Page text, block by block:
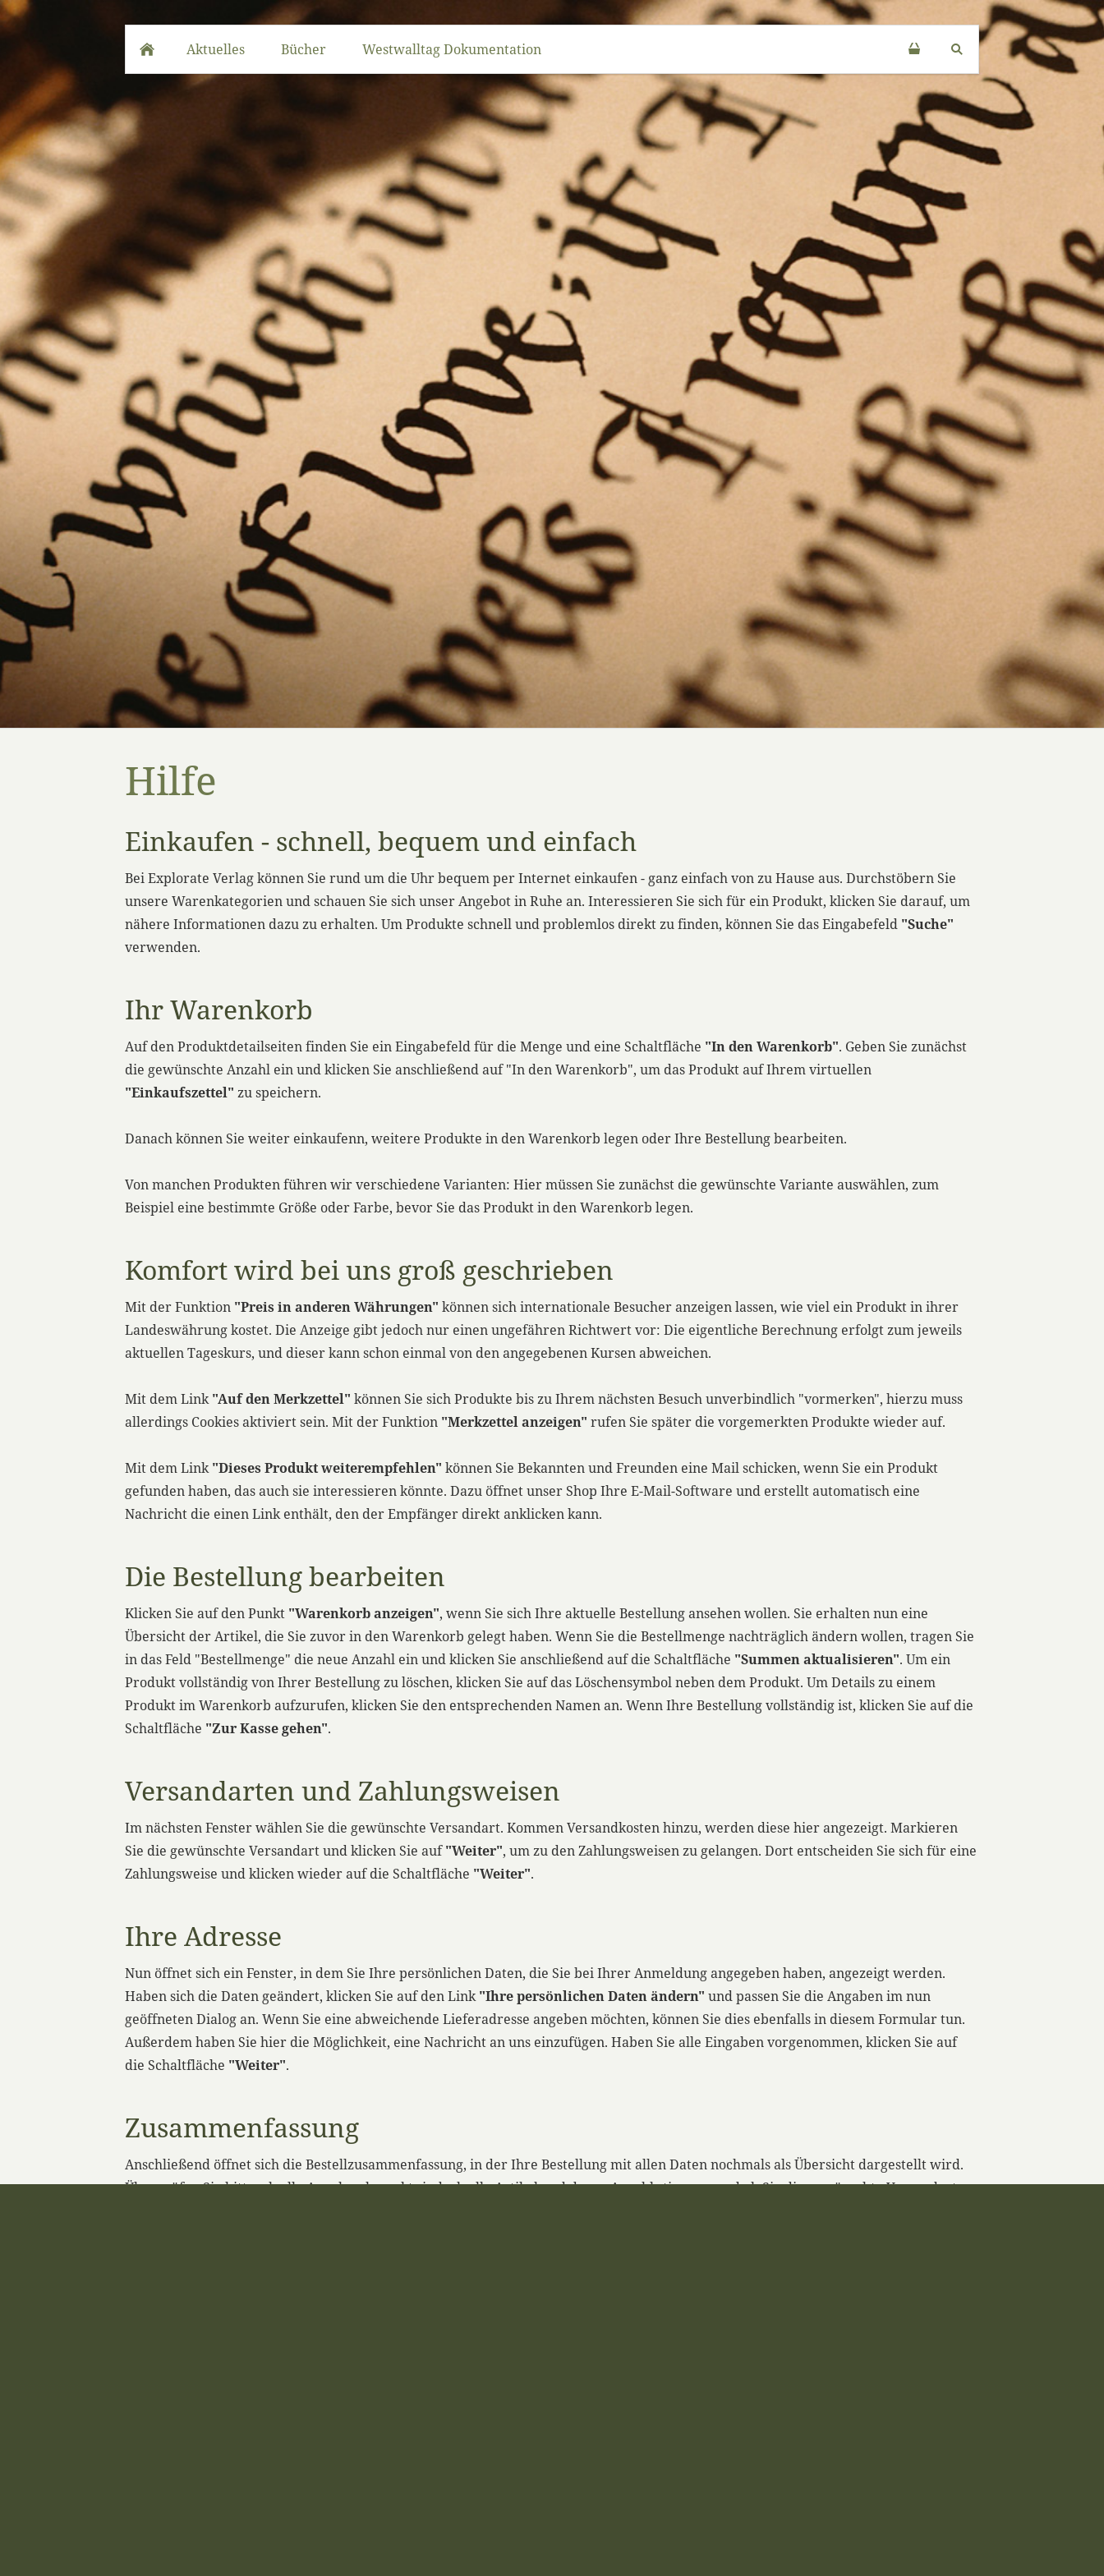
Aktuelles Bücher Westwalltag Dokumentation
Hilfe
Einkaufen - schnell, bequem und einfach
Bei Explorate Verlag können Sie rund um die Uhr bequem per Internet einkaufen - ganz einfach von zu Hause aus. Durchstöbern Sie
unsere Warenkategorien und schauen Sie sich unser Angebot in Ruhe an. Interessieren Sie sich für ein Produkt, klicken Sie darauf, um
nähere Informationen dazu zu erhalten. Um Produkte schnell und problemlos direkt zu finden, können Sie das Eingabefeld "Suche"
verwenden.
Ihr Warenkorb
Auf den Produktdetailseiten finden Sie ein Eingabefeld für die Menge und eine Schaltfläche "In den Warenkorb". Geben Sie zunächst
die gewünschte Anzahl ein und klicken Sie anschließend auf "In den Warenkorb", um das Produkt auf Ihrem virtuellen
"Einkaufszettel" zu speichern.
Danach können Sie weiter einkaufenn, weitere Produkte in den Warenkorb legen oder Ihre Bestellung bearbeiten.
Von manchen Produkten führen wir verschiedene Varianten: Hier müssen Sie zunächst die gewünschte Variante auswählen, zum
Beispiel eine bestimmte Größe oder Farbe, bevor Sie das Produkt in den Warenkorb legen.
Komfort wird bei uns groß geschrieben
Mit der Funktion "Preis in anderen Währungen" können sich internationale Besucher anzeigen lassen, wie viel ein Produkt in ihrer
Landeswährung kostet. Die Anzeige gibt jedoch nur einen ungefähren Richtwert vor: Die eigentliche Berechnung erfolgt zum jeweils
aktuellen Tageskurs, und dieser kann schon einmal von den angegebenen Kursen abweichen.
Mit dem Link"Auf den Merkzettel" können Sie sich Produkte bis zu Ihrem nächsten Besuch unverbindlich "vormerken", hierzu muss
allerdings Cookies aktiviert sein. Mit der Funktion "Merkzettel anzeigen" rufen Sie später die vorgemerkten Produkte wieder auf.
Mit dem Link"Dieses Produkt weiterempfehlen" können Sie Bekannten und Freunden eine Mail schicken, wenn Sie ein Produkt
gefunden haben, das auch sie interessieren könnte. Dazu öffnet unser Shop Ihre E-Mail-Software und erstellt automatisch eine
Nachricht die einen Link enthält, den der Empfänger direkt anklicken kann.
Die Bestellung bearbeiten
Klicken Sie auf den Punkt "Warenkorb anzeigen", wenn Sie sich Ihre aktuelle Bestellung ansehen wollen. Sie erhalten nun eine
Übersicht der Artikel, die Sie zuvor in den Warenkorb gelegt haben. Wenn Sie die Bestellmenge nachträglich ändern wollen, tragen Sie
in das Feld "Bestellmenge" die neue Anzahl ein und klicken Sie anschließend auf die Schaltfläche "Summen aktualisieren". Um ein
Produkt vollständig von Ihrer Bestellung zu löschen, klicken Sie auf das Löschensymbol neben dem Produkt. Um Details zu einem
Produkt im Warenkorb aufzurufen, klicken Sie den entsprechenden Namen an. Wenn Ihre Bestellung vollständig ist, klicken Sie auf die
Schaltfläche "Zur Kasse gehen".
Versandarten und Zahlungsweisen
Im nächsten Fenster wählen Sie die gewünschte Versandart. Kommen Versandkosten hinzu, werden diese hier angezeigt. Markieren
Sie die gewünschte Versandart und klicken Sie auf"Weiter", um zu den Zahlungsweisen zu gelangen. Dort entscheiden Sie sich für eine
Zahlungsweise und klicken wieder auf die Schaltfläche "Weiter".
Ihre Adresse
Nun öffnet sich ein Fenster, in dem Sie Ihre persönlichen Daten, die Sie bei Ihrer Anmeldung angegeben haben, angezeigt werden.
Haben sich die Daten geändert, klicken Sie auf den Link"Ihre persönlichen Daten ändern" und passen Sie die Angaben im nun
geöffneten Dialog an. Wenn Sie eine abweichende Lieferadresse angeben möchten, können Sie dies ebenfalls in diesem Formular tun.
Außerdem haben Sie hier die Möglichkeit, eine Nachricht an uns einzufügen. Haben Sie alle Eingaben vorgenommen, klicken Sie auf
die Schaltfläche "Weiter".
Zusammenfassung
Anschließend öffnet sich die Bestellzusammenfassung, in der Ihre Bestellung mit allen Daten nochmals als Übersicht dargestellt wird.
Überprüfen Sie bitte, ob alle Angaben korrekt sind, ob alle Artikel und deren Anzahl stimmen und ob Sie die gewünschte Versandart